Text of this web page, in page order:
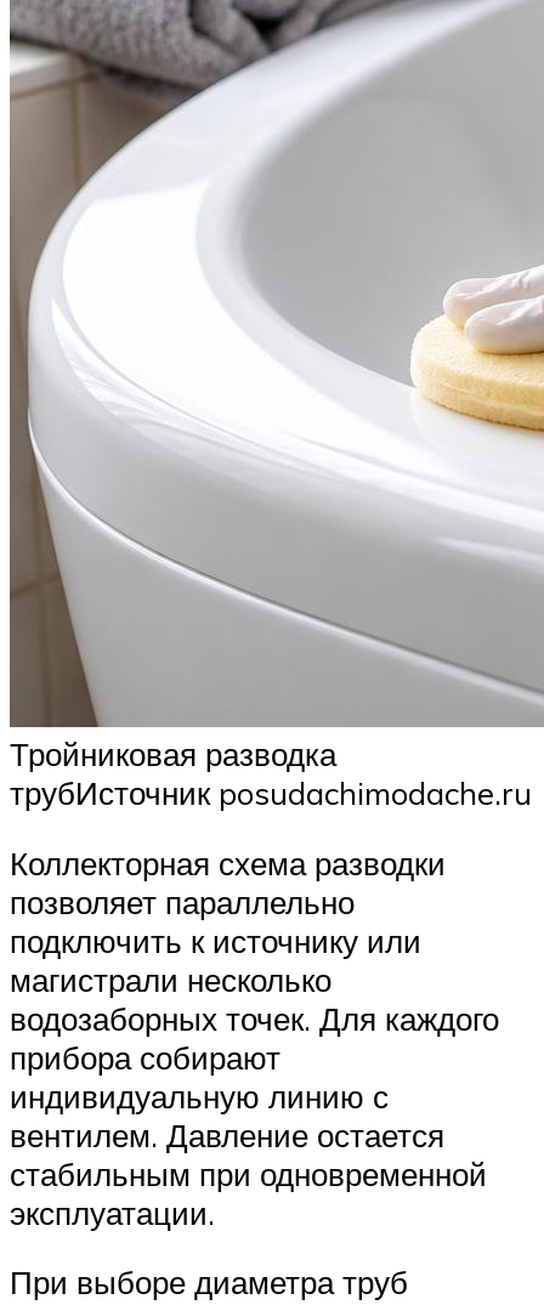
Тройниковая разводка
трубИсточник posudachimodache.ru
Коллекторная схема разводки
позволяет параллельно
подключить к источнику или
магистрали несколько
водозаборных точек. Для каждого
прибора собирают
индивидуальную линию с
вентилем. Давление остается
стабильным при одновременной
эксплуатации.
При выборе диаметра труб